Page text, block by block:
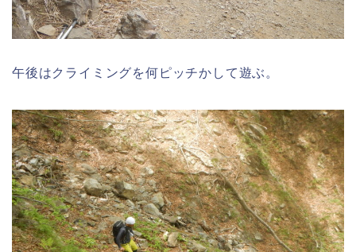
午後はクライミングを何ピッチかして遊ぶ。